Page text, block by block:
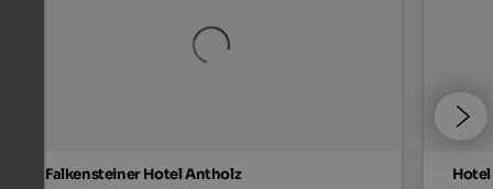
Falkensteiner Hotel Antholz